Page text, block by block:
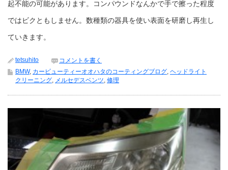
起不能の可能があります。コンパウンドなんかで手で擦った程度
ではビクともしません。数種類の器具を使い表面を研磨し再生し
ていきます。
tetsuhito
コメントを書く
BMW, カービューティーオオハタのコーティングブログ, ヘッドライト
クリーニング, メルセデスベンツ, 修理